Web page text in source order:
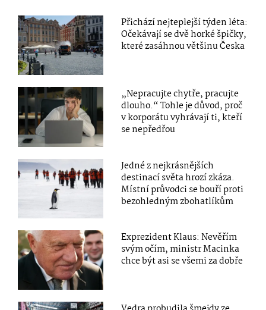
Přichází nejteplejší týden léta:
Očekávají se dvě horké špičky,
které zasáhnou většinu Česka
„Nepracujte chytře, pracujte
dlouho.“ Tohle je důvod, proč
v korporátu vyhrávají ti, kteří
se nepředřou
Jedné z nejkrásnějších
destinací světa hrozí zkáza.
Místní průvodci se bouří proti
bezohledným zbohatlíkům
Exprezident Klaus: Nevěřím
svým očím, ministr Macinka
chce být asi se všemi za dobře